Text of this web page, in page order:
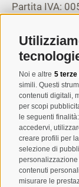
Noi e altre 5 terze
simili. Questi
contenuti digitali,
per scopi
le seguenti
accedervi,
creare profili per
selezione di
contenuti
misurare le
Partita IVA:
T+39